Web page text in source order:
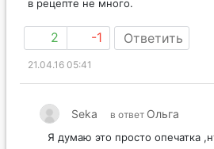
в рецепте не много.
2 -1 Ответить
21.04.16 05:41
Seka в ответ Ольга
Я думаю это просто опечатка